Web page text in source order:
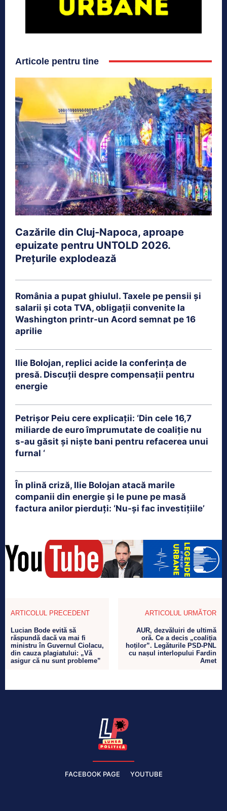
Articole pentru tine
Cazările din Cluj-Napoca, aproape
epuizate pentru UNTOLD 2026.
Prețurile explodează
România a pupat ghiulul. Taxele pe pensii și
salarii și cota TVA, obligații convenite la
Washington printr-un Acord semnat pe 16
aprilie
Ilie Bolojan, replici acide la conferința de
presă. Discuții despre compensații pentru
energie
Petrişor Peiu cere explicații: ‘Din cele 16,7
miliarde de euro împrumutate de coaliţie nu
s-au găsit şi nişte bani pentru refacerea unui
furnal ‘
În plină criză, Ilie Bolojan atacă marile
companii din energie și le pune pe masă
factura anilor pierduți: ‘Nu-și fac investițiile’
ARTICOLUL PRECEDENT
Lucian Bode evită să
răspundă dacă va mai fi
ministru în Guvernul Ciolacu,
din cauza plagiatului: „Vă
asigur că nu sunt probleme”
ARTICOLUL URMĂTOR
AUR, dezvăluiri de ultimă
oră. Ce a decis „coaliția
hoților”. Legăturile PSD-PNL
cu nașul interlopului Fardin
Amet
FACEBOOK PAGE YOUTUBE